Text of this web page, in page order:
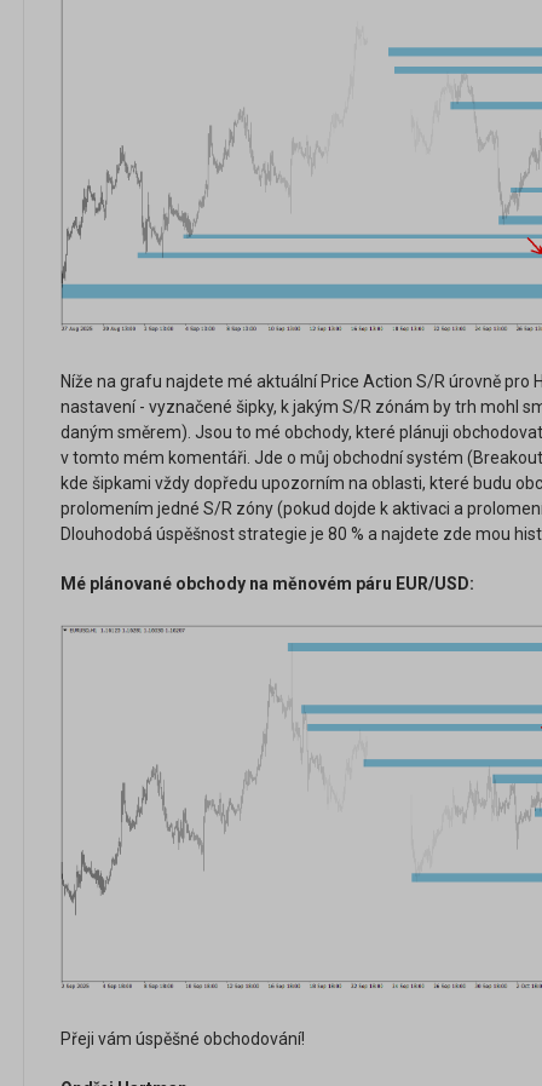
Níže na grafu najdete mé aktuální Price Action S/R úrovně pro
nastavení - vyznačené šipky, k jakým S/R zónám by trh mohl
daným směrem). Jsou to mé obchody, které plánuji
v tomto mém komentáři. Jde o můj obchodní systém
kde šipkami vždy dopředu upozorním na oblasti, které budu
prolomením jedné S/R zóny (pokud dojde k aktivaci a
Dlouhodobá úspěšnost strategie je 80 % a najdete zde mou
Mé plánované obchody na měnovém páru EUR/USD:
Přeji vám úspěšné obchodování!